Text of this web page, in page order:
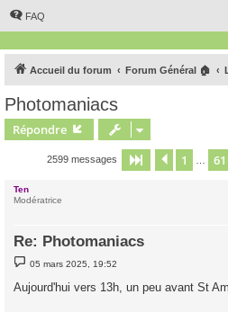
FAQ
Accueil du forum Forum Général 🏠
Photomaniacs
Répondre
2599 messages Page 64 sur 65
Précédent
1 61
Ten
Modératrice
Re: Photomaniacs
M
e
s
s
05 mars 2025, 19:52
Aujourd'hui vers 13h, un peu avant St